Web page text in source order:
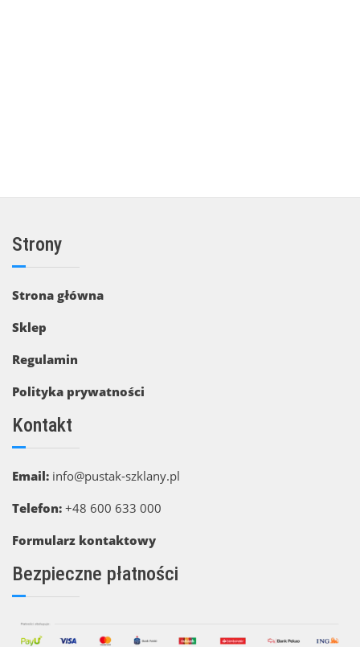
Strony
Strona główna
Sklep
Regulamin
Polityka prywatności
Kontakt
Email: info@pustak-szklany.pl
Telefon: +48 600 633 000
Formularz kontaktowy
Bezpieczne płatności